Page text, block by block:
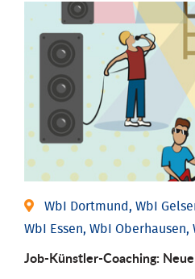
WbI Dortmund, WbI
WbI Essen, WbI Oberhausen,
Job-Künstler-Coaching: